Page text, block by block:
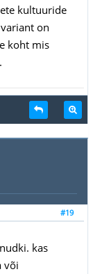
kultuuride
on
koht mis
#19
kas
või